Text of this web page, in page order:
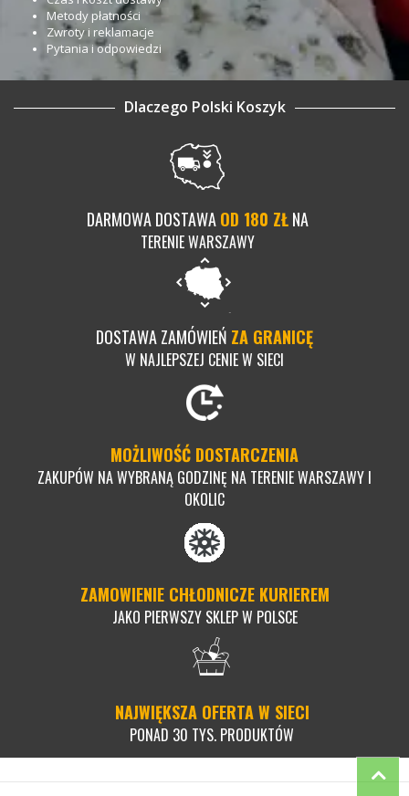
Metody płatności
Zwroty i reklamacje
Pytania i odpowiedzi
Dlaczego Polski Koszyk
DARMOWA DOSTAWAOD 180 ZŁNA
TERENIE WARSZAWY
DOSTAWA ZAMÓWIEŃ ZA GRANICĘ
W NAJLEPSZEJ CENIE W SIECI
MOŻLIWOŚĆ DOSTARCZENIA
ZAKUPÓW NA WYBRANĄ GODZINĘ NA TERENIE WARSZAWY I
OKOLIC
ZAMOWIENIE CHŁODNICZE KURIEREM
JAKO PIERWSZY SKLEP W POLSCE
NAJWIĘKSZA OFERTA W SIECI
PONAD 30 TYS. PRODUKTÓW